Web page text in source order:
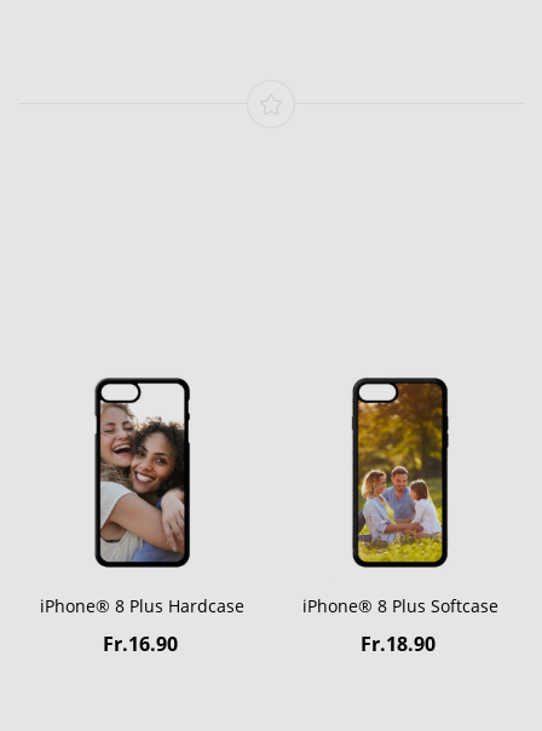
iPhone® 8 Plus Hardcase
Fr.16.90
iPhone® 8 Plus Softcase
Fr.18.90